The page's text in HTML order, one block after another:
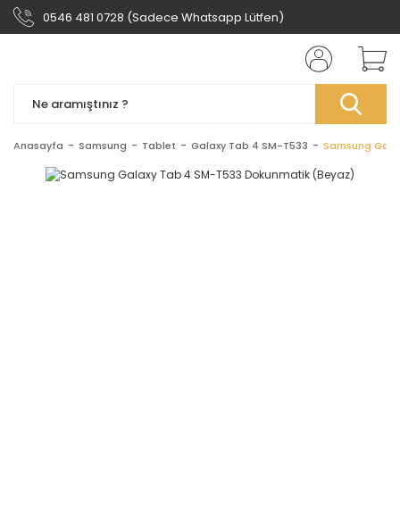
0546 481 0728 (Sadece Whatsapp Lütfen)
Anasayfa Samsung Tablet Galaxy Tab 4 SM-T533 Samsung